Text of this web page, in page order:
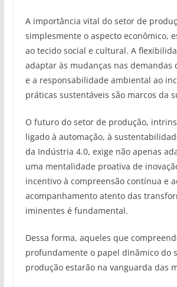
A importância vital do setor de
simplesmente o aspecto econômico,
ao tecido social e cultural. A
adaptar às mudanças nas demandas
e a responsabilidade ambiental ao
práticas sustentáveis são marcos da
O futuro do setor de produção,
ligado à automação, à
da Indústria 4.0, exige não apenas
uma mentalidade proativa de
incentivo à compreensão contínua e
acompanhamento atento das
iminentes é fundamental.
Dessa forma, aqueles que
profundamente o papel dinâmico do
produção estarão na vanguarda das